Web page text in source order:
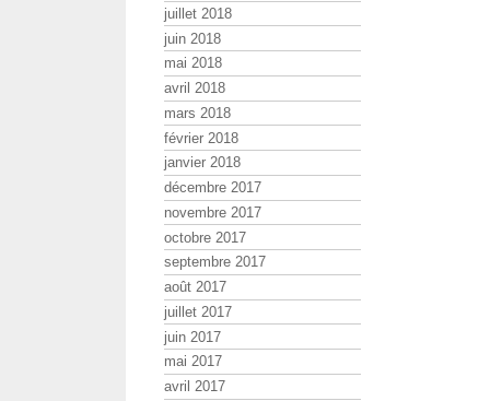
juillet 2018
juin 2018
mai 2018
avril 2018
mars 2018
février 2018
janvier 2018
décembre 2017
novembre 2017
octobre 2017
septembre 2017
août 2017
juillet 2017
juin 2017
mai 2017
avril 2017